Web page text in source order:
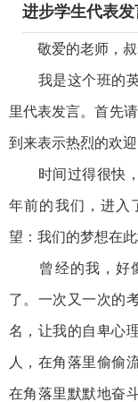
进步学生代表
敬爱的老师，叔
我是这个班的英
里代表发言。首先
到来表示热烈的欢
时间过得很快，
年前的我们，进入
望：我们的梦想在此
曾经的我，好像
了。一次又一次的
名，让我的自卑心
人，在角落里偷偷
在角落里默默地奋